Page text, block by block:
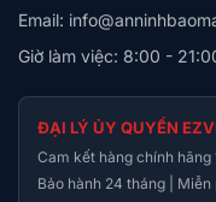
hoạt và cá nhân hóa.
Quà tặng đi kèm
Bộ sản phẩm bao
sạc USB‑A và dây
không kèm cáp HDMI.
Email:
Giờ làm việc: 8:00 -
ĐẠI LÝ ỦY QUYỀN
Cam kết hàng chính hãng
Bảo hành 24 tháng |